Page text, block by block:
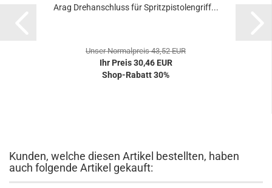
Arag Drehanschluss für Spritzpistolengriff...
Unser Normalpreis 43,52 EUR
Ihr Preis 30,46 EUR
Shop-Rabatt 30%
Kunden, welche diesen Artikel bestellten, haben
auch folgende Artikel gekauft: